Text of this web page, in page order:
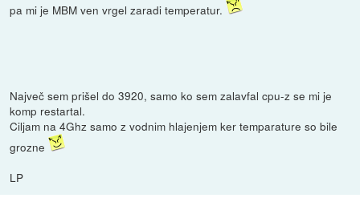
pa mi je MBM ven vrgel zaradi temperatur.
Največ sem prišel do 3920, samo ko sem zalavfal cpu-z se mi je
komp restartal.
Ciljam na 4Ghz samo z vodnim hlajenjem ker temparature so bile
grozne
LP